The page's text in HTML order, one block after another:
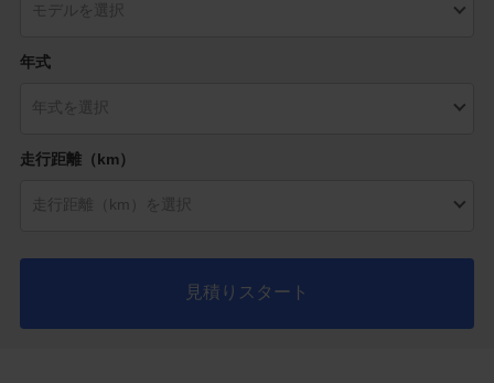
年式
走行距離（km）
見積りスタート